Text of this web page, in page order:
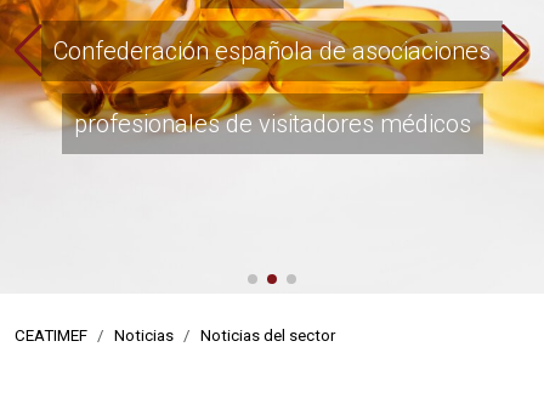
para profesionales
de la visita médica
www.visitamedica.com
Confederación española de asociaciones
profesionales de visitadores médicos
CEATIMEF Noticias Noticias del sector